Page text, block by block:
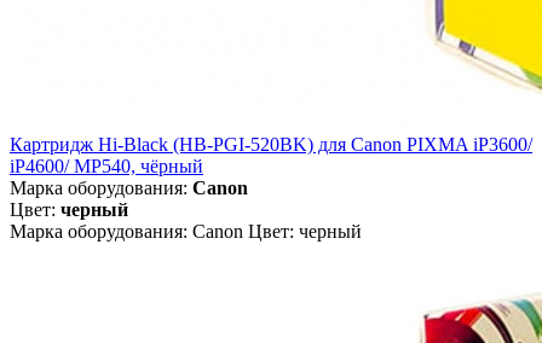
Картридж Hi-Black (HB-PGI-520BK) для Canon PIXMA iP3600/
iP4600/ MP540, чёрный
Марка оборудования: Canon
Цвет: черный
Марка оборудования: Canon Цвет: черный